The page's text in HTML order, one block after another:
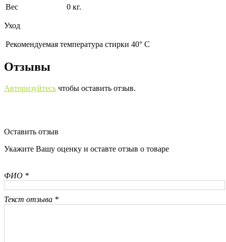
Вес 0 кг.
Уход
Рекомендуемая температура стирки 40° С
Отзывы
Авторизуйтесь чтобы оставить отзыв.
Оставить отзыв
Укажите Вашу оценку и оставте отзыв о товаре
ФИО *
Текст отзыва *